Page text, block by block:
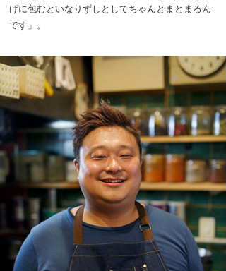
げに包むといなりずしとしてちゃんとまとまるん
です」。